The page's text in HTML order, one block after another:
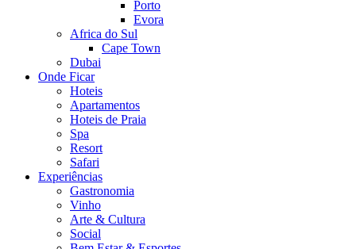
Porto
Evora
Africa do Sul
Cape Town
Dubai
Onde Ficar
Hoteis
Apartamentos
Hoteis de Praia
Spa
Resort
Safari
Experiências
Gastronomia
Vinho
Arte & Cultura
Social